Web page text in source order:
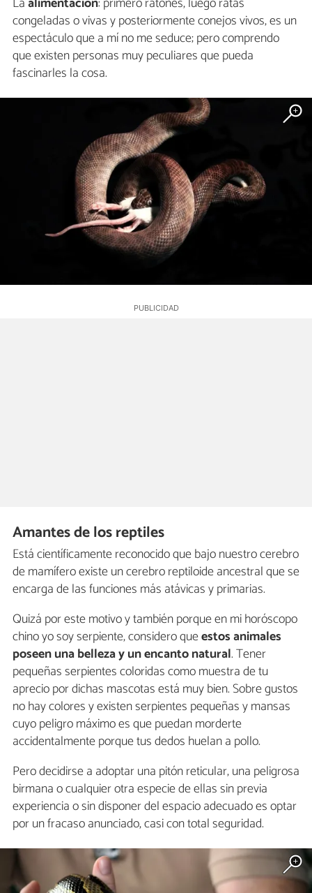
congeladas o vivas y posteriormente conejos vivos, es un
espectáculo que a mí no me seduce; pero comprendo
que existen personas muy peculiares que pueda
fascinarles la cosa.
Amantes de los reptiles
Está científicamente reconocido que bajo nuestro cerebro
de mamífero existe un cerebro reptiloide ancestral que se
encarga de las funciones más atávicas y primarias.
Quizá por este motivo y también porque en mi horóscopo
chino yo soy serpiente, considero queestos animales
poseen una belleza y un encanto natural. Tener
pequeñas serpientes coloridas como muestra de tu
aprecio por dichas mascotas está muy bien. Sobre gustos
no hay colores y existen serpientes pequeñas y mansas
cuyo peligro máximo es que puedan morderte
accidentalmente porque tus dedos huelan a pollo.
Pero decidirse a adoptar una pitón reticular, una peligrosa
birmana o cualquier otra especie de ellas sin previa
experiencia o sin disponer del espacio adecuado es optar
por un fracaso anunciado, casi con total seguridad.